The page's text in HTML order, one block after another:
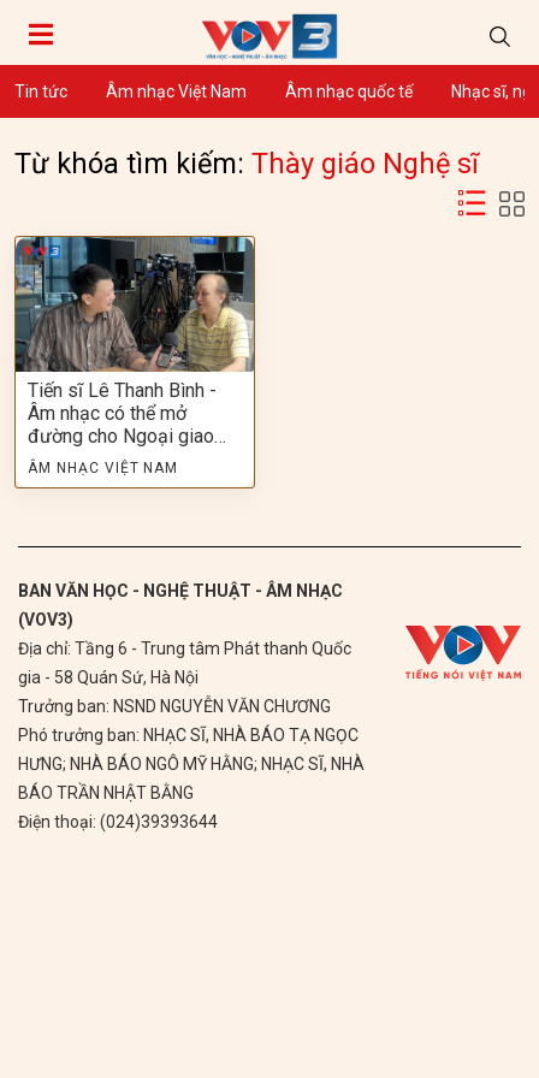
Tin tức Âm nhạc Việt Nam Âm nhạc quốc tế Nhạc sĩ,
Từ khóa tìm kiếm: Thày giáo Nghệ sĩ
Tiến sĩ Lê Thanh Bình -
Âm nhạc có thể mở
đường cho Ngoại giao…
ÂM NHẠC VIỆT NAM
BAN VĂN HỌC - NGHỆ THUẬT - ÂM NHẠC
(VOV3)
Địa chỉ: Tầng 6 - Trung tâm Phát thanh Quốc
gia - 58 Quán Sứ, Hà Nội
Trưởng ban: NSND NGUYỄN VĂN CHƯƠNG
Phó trưởng ban: NHẠC SĨ, NHÀ BÁO TẠ NGỌC
HƯNG; NHÀ BÁO NGÔ MỸ HẰNG; NHẠC SĨ, NHÀ
BÁO TRẦN NHẬT BẰNG
Điện thoại: (024)39393644